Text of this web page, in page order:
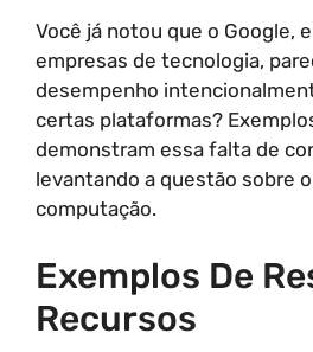
Você já notou que o Google,
empresas de tecnologia,
desempenho
certas plataformas?
demonstram essa falta de
levantando a questão sobre
computação.
Exemplos De
Recursos